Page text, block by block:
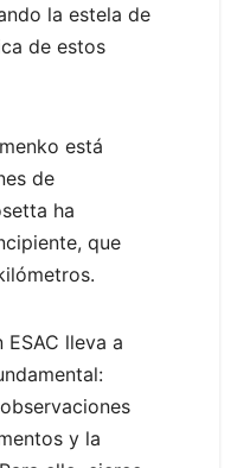
la estela de
de estos
está
de
ha
que
lleva a
y la